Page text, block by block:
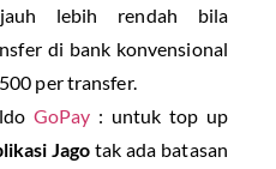
lebih rendah bila
di bank konvensional
per transfer.
GoPay : untuk top up
Jago tak ada batasan